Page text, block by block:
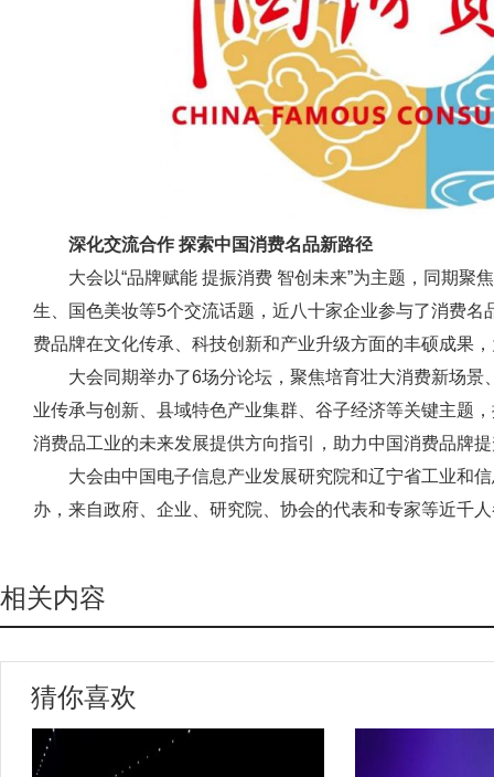
深化交流合作 探索中国消费名品新路径
大会以“品牌赋能 提振消费 智创未来”为主题，同期聚
生、国色美妆等5个交流话题，近八十家企业参与了消费
费品牌在文化传承、科技创新和产业升级方面的丰硕成果
大会同期举办了6场分论坛，聚焦培育壮大消费新场
业传承与创新、县域特色产业集群、谷子经济等关键主题
消费品工业的未来发展提供方向指引，助力中国消费品牌
大会由中国电子信息产业发展研究院和辽宁省工业和
办，来自政府、企业、研究院、协会的代表和专家等近千
相关内容
猜你喜欢